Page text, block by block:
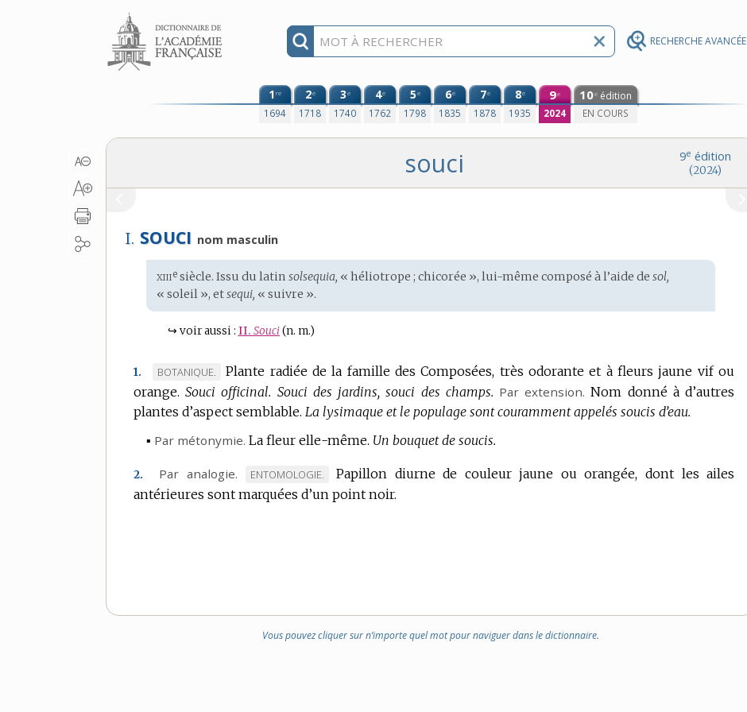
RECHERCHE AVANCÉE
Aller au contenu
1re
1694
2e
1718
3e
1740
4e
1762
5e
1798
6e
1835
7e
1878
8e
1935
9e
2024
10e édition
EN COURS
9e édition
(2024)
souci
I. SOUCI nom masculin
Étymologie
:
xiiie siècle. Issu dulatin solsequia, « héliotrope ; chicorée », lui-même composé à l’aide desol,
« soleil », etsequi, « suivre ».
↪ voir aussi : II. Souci(n. m.)
1.
MARQUE
DE
DOMAINE
BOTANIQUE.
Plante radiée de la famille des Composées, très odorante et à fleurs jaune vif ou
orange. Souci officinal. Souci des jardins, souci des champs. Par extension. Nom donné à d’autres
plantes d’aspect semblable. La lysimaque et le populage sont couramment appelés soucis d’eau.
▪ Par métonymie. La fleur elle-même. Un bouquet de soucis.
2. Par analogie.
MARQUE
DE
ENTOMOLOGIE.
Papillon diurne de couleur jaune ou orangée, dont les ailes
antérieures sont marquées d’un point noir.
Vous pouvez cliquer sur n’importe quel mot pour naviguer dans le dictionnaire.